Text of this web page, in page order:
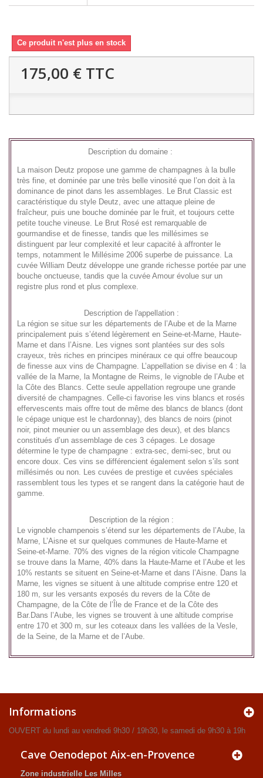
Ce produit n'est plus en stock
175,00 € TTC
Description du domaine :
La maison Deutz propose une gamme de champagnes à la bulle
très fine, et dominée par une très belle vinosité que l’on doit à la
dominance de pinot dans les assemblages. Le Brut Classic est
caractéristique du style Deutz, avec une attaque pleine de
fraîcheur, puis une bouche dominée par le fruit, et toujours cette
petite touche vineuse. Le Brut Rosé est remarquable de
gourmandise et de finesse, tandis que les millésimes se
distinguent par leur complexité et leur capacité à affronter le
temps, notamment le Millésime 2006 superbe de puissance. La
cuvée William Deutz développe une grande richesse portée par une
bouche onctueuse, tandis que la cuvée Amour évolue sur un
registre plus rond et plus complexe.
Description de l'appellation :
La région se situe sur les départements de l’Aube et de la Marne
principalement puis s’étend légèrement en Seine-et-Marne, Haute-
Marne et dans l’Aisne. Les vignes sont plantées sur des sols
crayeux, très riches en principes minéraux ce qui offre beaucoup
de finesse aux vins de Champagne. L’appellation se divise en 4 : la
vallée de la Marne, la Montagne de Reims, le vignoble de l’Aube et
la Côte des Blancs. Cette seule appellation regroupe une grande
diversité de champagnes. Celle-ci favorise les vins blancs et rosés
effervescents mais offre tout de même des blancs de blancs (dont
le cépage unique est le chardonnay), des blancs de noirs (pinot
noir, pinot meunier ou un assemblage des deux), et des blancs
constitués d’un assemblage de ces 3 cépages. Le dosage
détermine le type de champagne : extra-sec, demi-sec, brut ou
encore doux. Ces vins se différencient également selon s’ils sont
millésimés ou non. Les cuvées de prestige et cuvées spéciales
rassemblent tous les types et se rangent dans la catégorie haut de
gamme.
Description de la région :
Le vignoble champenois s’étend sur les départements de l’Aube, la
Marne, L’Aisne et sur quelques communes de Haute-Marne et
Seine-et-Marne. 70% des vignes de la région viticole Champagne
se trouve dans la Marne, 40% dans la Haute-Marne et l’Aube et les
10% restants se situent en Seine-et-Marne et dans l’Aisne. Dans la
Marne, les vignes se situent à une altitude comprise entre 120 et
180 m, sur les versants exposés du revers de la Côte de
Champagne, de la Côte de l’Île de France et de la Côte des
Bar.Dans l’Aube, les vignes se trouvent à une altitude comprise
entre 170 et 300 m, sur les coteaux dans les vallées de la Vesle,
de la Seine, de la Marne et de l’Aube.
Informations
OUVERT du lundi au vendredi 9h30 / 19h30, le samedi de 9h30 à 19h
Cave Oenodepot Aix-en-Provence
Zone industrielle Les Milles